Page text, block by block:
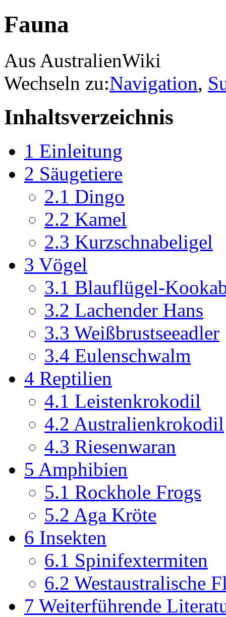
Fauna
Aus AustralienWiki
Wechseln zu:Navigation,
Inhaltsverzeichnis
1 Einleitung
2 Säugetiere
2.1 Dingo
2.2 Kamel
2.3 Kurzschnabeligel
3 Vögel
3.1 Blauflügel-
3.2 Lachender Hans
3.3 Weißbrustseeadler
3.4 Eulenschwalm
4 Reptilien
4.1 Leistenkrokodil
4.2 Australienkrokodil
4.3 Riesenwaran
5 Amphibien
5.1 Rockhole Frogs
5.2 Aga Kröte
6 Insekten
6.1 Spinifextermiten
6.2 Westaustralische
7 Weiterführende